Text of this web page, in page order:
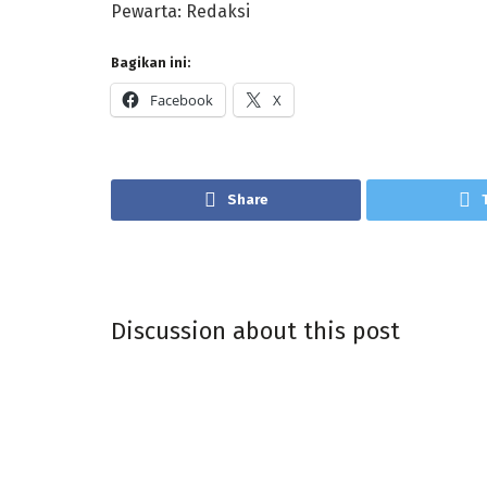
Pewarta: Redaksi
Bagikan ini:
Facebook X
Share
Discussion about this post